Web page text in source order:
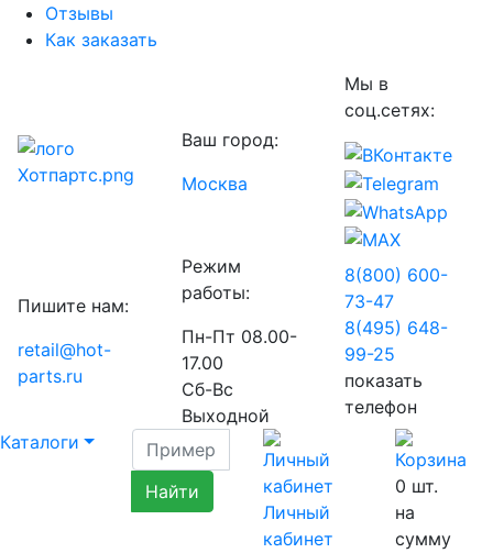
Отзывы
Как заказать
Ваш город:
Москва
Мы в
соц.сетях:
Пишите нам:
retail@hot-
parts.ru
Режим
работы:
Пн-Пт 08.00-
17.00
Сб-Вс
Выходной
8(800) 600-
73-47
8(495) 648-
99-25
показать
телефон
Каталоги
Личный
кабинет
0 шт.
на
сумму